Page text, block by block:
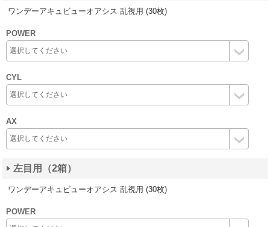
ワンデーアキュビューオアシス 乱視用 (30枚)
POWER
CYL
AX
左目用（2箱）
ワンデーアキュビューオアシス 乱視用 (30枚)
POWER